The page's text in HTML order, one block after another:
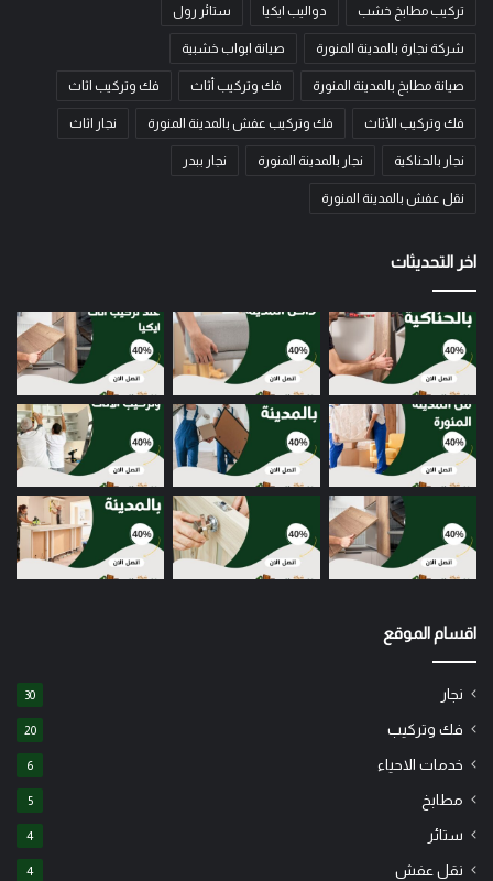
تركيب مطابخ خشب دواليب ايكيا ستائر رول
شركة نجارة بالمدينة المنورة صيانة ابواب خشبية
صيانة مطابخ بالمدينة المنورة فك وتركيب أثاث فك وتركيب اثاث
فك وتركيب الأثاث فك وتركيب عفش بالمدينة المنورة نجار اثاث
نجار بالحناكية نجار بالمدينة المنورة نجار ببدر
نقل عفش بالمدينة المنورة
اخر التحديثات
اقسام الموقع
نجار 30
فك وتركيب 20
خدمات الاحياء 6
مطابخ 5
ستائر 4
نقل عفش 4